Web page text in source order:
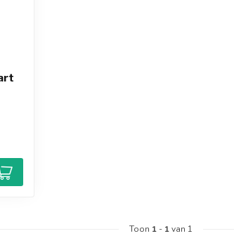
Toon 1 - 1van 1